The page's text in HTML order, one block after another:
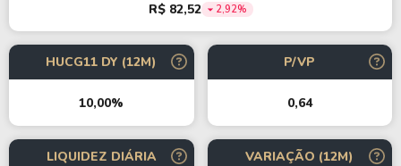
R$ 82,52 2,92%
HUCG11 DY (12M)
10,00%
P/VP
0,64
LIQUIDEZ DIÁRIA VARIAÇÃO (12M)